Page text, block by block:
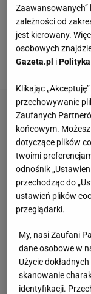
bolidu C39. To
sezonie.
Hinwil przy
przed Grand
zależności od
jest kierowany.
osobowych
Gazeta.pl i
Klikając
przechowywanie
Zaufanych
końcowym.
dotyczące plików
twoimi
odnośnik
przechodząc do
ustawień plików
przeglądarki.
My, nasi Zaufani
dane osobowe w
Użycie
skanowanie
identyfikacji.